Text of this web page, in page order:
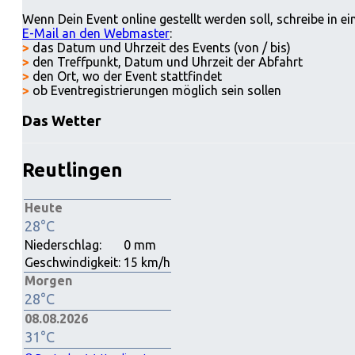
Wenn Dein Event online gestellt werden soll, schreibe in
E-Mail an den Webmaster:
> das Datum und Uhrzeit des Events (von / bis)
> den Treffpunkt, Datum und Uhrzeit der Abfahrt
> den Ort, wo der Event stattfindet
> ob Eventregistrierungen möglich sein sollen
Das Wetter
Reutlingen
Heute
28°C
Niederschlag:
0 mm
Geschwindigkeit: 15 km/h
Morgen
28°C
08.08.2026
31°C